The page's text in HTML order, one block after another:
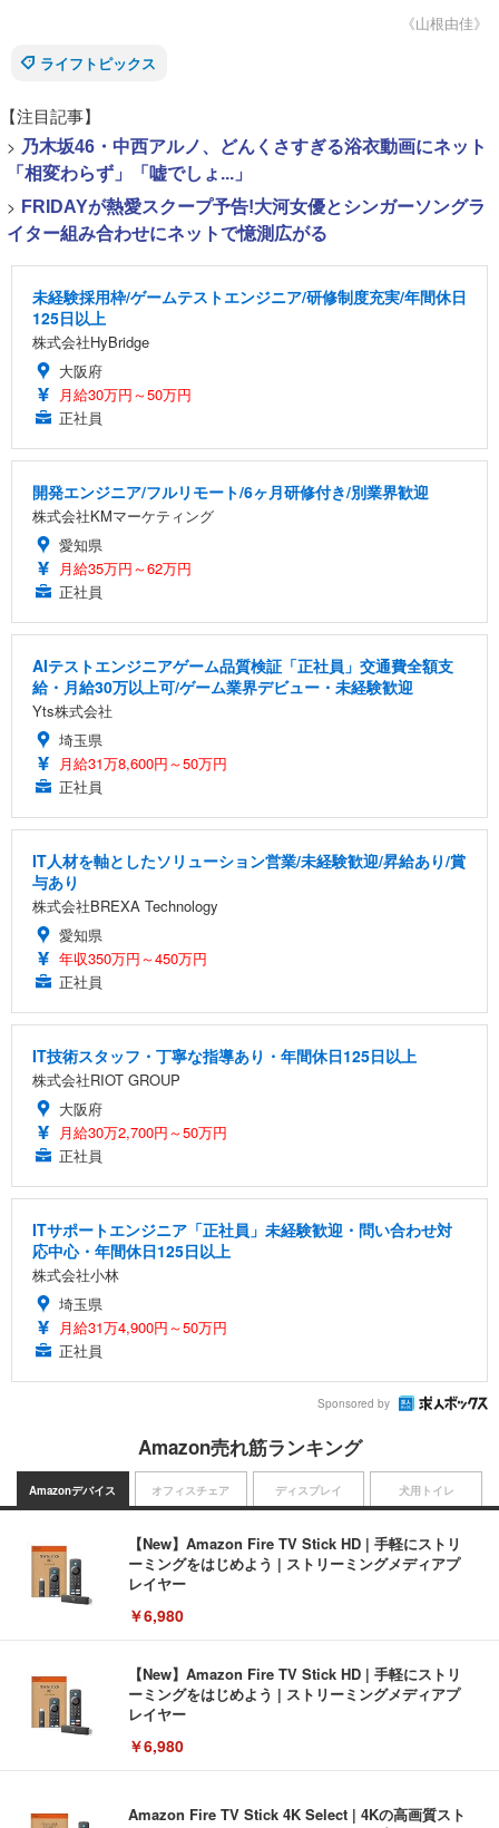
《山根由佳》
ライフトピックス
【注目記事】
> 乃木坂46・中西アルノ、どんくさすぎる浴衣動画にネット
「相変わらず」「嘘でしょ...」
> FRIDAYが熱愛スクープ予告!大河女優とシンガーソングラ
イター組み合わせにネットで憶測広がる
未経験採用枠/ゲームテストエンジニア/研修制度充実/年間休日
125日以上
株式会社HyBridge
大阪府
月給30万円～50万円
正社員
開発エンジニア/フルリモート/6ヶ月研修付き/別業界歓迎
株式会社KMマーケティング
愛知県
月給35万円～62万円
正社員
AIテストエンジニアゲーム品質検証「正社員」交通費全額支
給・月給30万以上可/ゲーム業界デビュー・未経験歓迎
Yts株式会社
埼玉県
月給31万8,600円～50万円
正社員
IT人材を軸としたソリューション営業/未経験歓迎/昇給あり/賞
与あり
株式会社BREXA Technology
愛知県
年収350万円～450万円
正社員
IT技術スタッフ・丁寧な指導あり・年間休日125日以上
株式会社RIOT GROUP
大阪府
月給30万2,700円～50万円
正社員
ITサポートエンジニア「正社員」未経験歓迎・問い合わせ対
応中心・年間休日125日以上
株式会社小林
埼玉県
月給31万4,900円～50万円
正社員
Sponsored by
Amazon売れ筋ランキング
Amazonデバイス
【New】Amazon Fire TV Stick HD | 手軽にストリ
ーミングをはじめよう | ストリーミングメディアプ
レイヤー
￥6,980
【New】Amazon Fire TV Stick HD | 手軽にストリ
ーミングをはじめよう | ストリーミングメディアプ
レイヤー
￥6,980
Amazon Fire TV Stick 4K Select | 4Kの高画質スト
オフィスチェア ディスプレイ 犬用トイレ